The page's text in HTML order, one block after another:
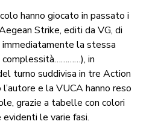
hanno giocato in passato i
Strike, editi da VG, di
immediatamente la stessa
in
turno suddivisa in tre Action
e la VUCA hanno reso
grazie a tabelle con colori
le varie fasi.